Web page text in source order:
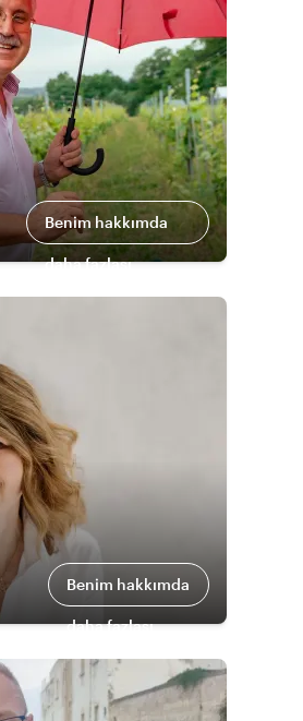
Benim hakkımda
daha fazlası
Benim hakkımda
daha fazlası